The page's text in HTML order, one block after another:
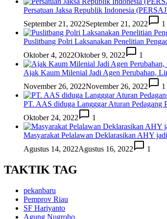
Persatuan Jaksa Republik Indonesia
September 21, 2022September 21, 2022 1
Puslitbang Polri Laksanakan Penelitian
Oktober 4, 2022Oktober 9, 2022 1
Ajak Kaum Milenial Jadi Agen Perubahan,
November 26, 2022November 26, 2022 1
PT. AAS diduga Langggar Aturan Pedagang
Oktober 24, 2022
1
Masyarakat Pelalawan Deklarasikan AHY
Agustus 14, 2022Agustus 16, 2022 1
TAKTIK TAG
pekanbaru
Pemprov Riau
SF Hariyanto
Agung Nugroho